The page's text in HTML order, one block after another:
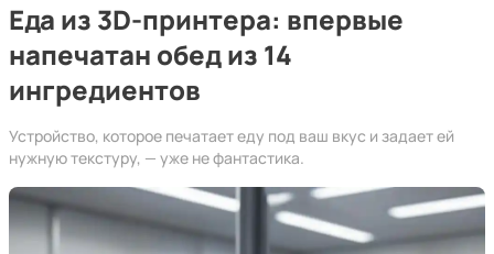
Еда из 3D-принтера: впервые
напечатан обед из 14
ингредиентов
Устройство, которое печатает еду под ваш вкус и задает ей
нужную текстуру, — уже не фантастика.